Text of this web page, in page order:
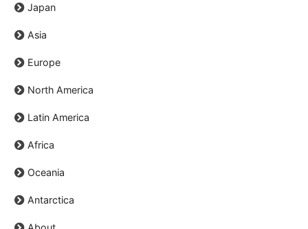
Japan
Asia
Europe
North America
Latin America
Africa
Oceania
Antarctica